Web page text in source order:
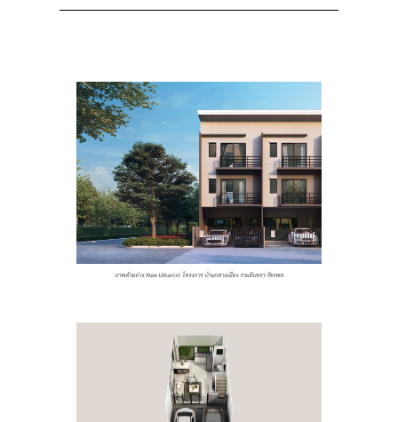
ภาพตัวอย่าง New Urbanist โครงการ บ้านกลางเมือง รามอินทรา-วัชรพล